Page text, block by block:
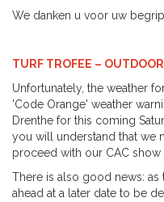
We danken u voor uw
TURF TROFEE –
Unfortunately, the weather
'Code Orange' weather
Drenthe for this coming
you will understand that we
proceed with our CAC show
There is also good news:
ahead at a later date to be